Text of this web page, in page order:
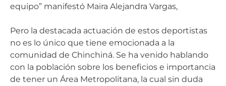
equipo” manifestó Maira Alejandra Vargas,
Pero la destacada actuación de estos deportistas
no es lo único que tiene emocionada a la
comunidad de Chinchiná. Se ha venido hablando
con la población sobre los beneficios e importancia
de tener un Área Metropolitana, la cual sin duda